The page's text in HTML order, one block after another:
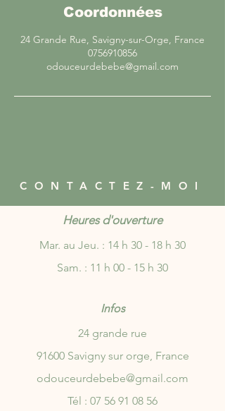
Coordonnées
24 Grande Rue, Savigny-sur-Orge, France
0756910856
odouceurdebebe@gmail.com
CONTACTEZ-MOI
Heures d'ouverture
Mar. au Jeu. : 14 h 30 - 18 h 30
Sam. : 11 h 00 - 15 h 30​​
Infos
24 grande rue
91600 Savigny sur orge, France
odouceurdebebe@gmail.com
Tél : 07 56 91 08 56